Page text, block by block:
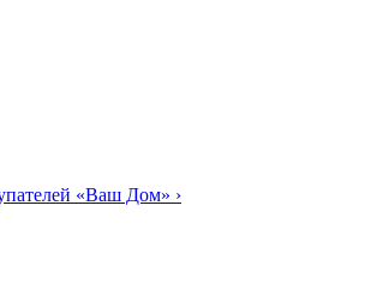
«Ваш Дом» ›